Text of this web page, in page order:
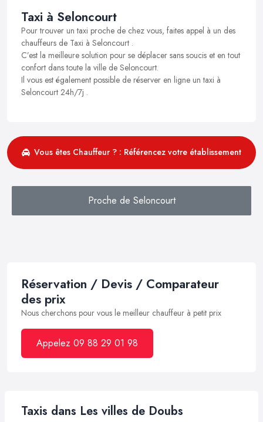
Taxi à Seloncourt
Pour trouver un taxi proche de chez vous, faites appel à un des
chauffeurs de Taxi à Seloncourt .
C’est la meilleure solution pour se déplacer sans soucis et en tout
confort dans toute la ville de Seloncourt.
Il vous est également possible de réserver en ligne un taxi à
Seloncourt 24h/7j .
Vous êtes Chauffeur ? : Référencez votre établissement
Proche de Seloncourt
Réservation / Devis / Comparateur
des prix
Nous cherchons pour vous le meilleur chauffeur à petit prix
Appelez 09 88 29 01 98
Taxis dans Les villes de Doubs